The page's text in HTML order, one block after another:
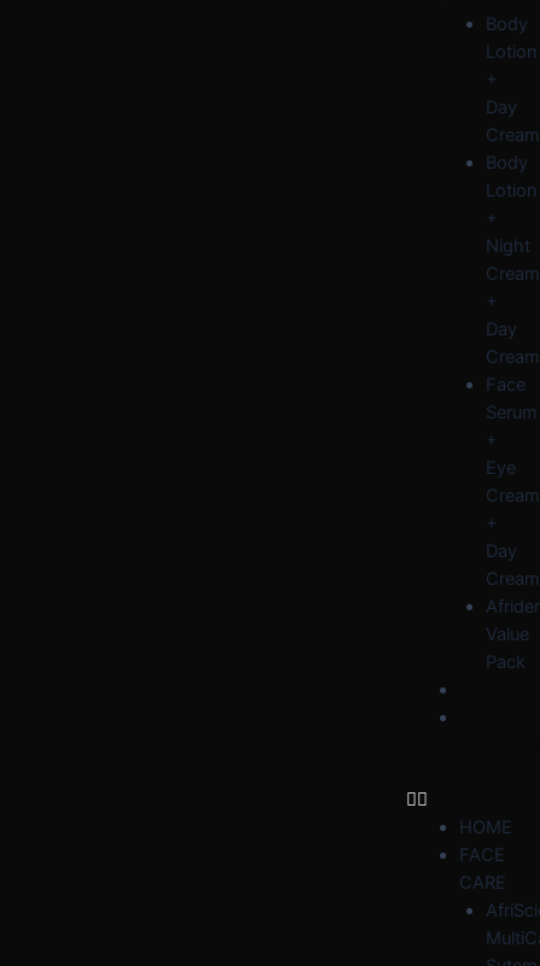
Body
Lotion
+
Day
Cream
Body
Lotion
+
Night
Cream
+
Day
Cream
Face
Serum
+
Eye
Cream
+
Day
Cream
Value
Pack
HOME
FACE
CARE